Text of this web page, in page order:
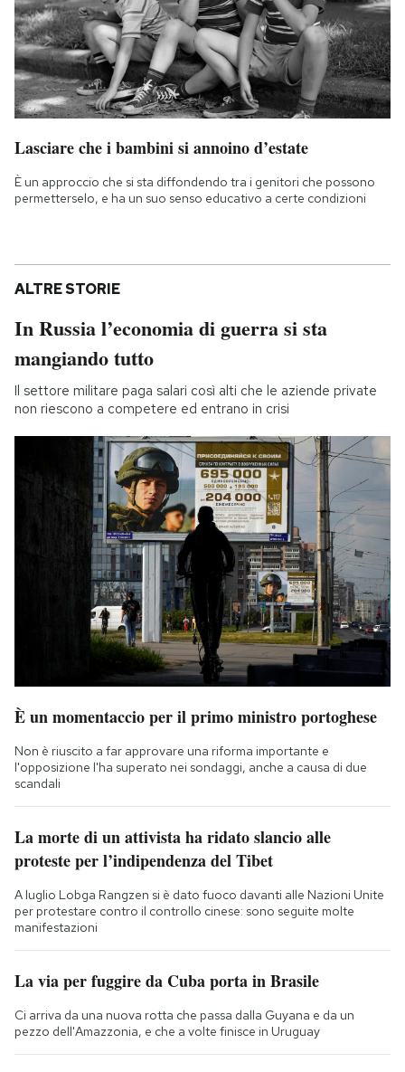
Lasciare che i bambini si annoino d’estate
È un approccio che si sta diffondendo tra i genitori che possono
permetterselo, e ha un suo senso educativo a certe condizioni
ALTRE STORIE
In Russia l’economia di guerra si sta
mangiando tutto
Il settore militare paga salari così alti che le aziende private
non riescono a competere ed entrano in crisi
È un momentaccio per il primo ministro portoghese
Non è riuscito a far approvare una riforma importante e
l'opposizione l'ha superato nei sondaggi, anche a causa di due
scandali
La morte di un attivista ha ridato slancio alle
proteste per l’indipendenza del Tibet
A luglio Lobga Rangzen si è dato fuoco davanti alle Nazioni Unite
per protestare contro il controllo cinese: sono seguite molte
manifestazioni
La via per fuggire da Cuba porta in Brasile
Ci arriva da una nuova rotta che passa dalla Guyana e da un
pezzo dell'Amazzonia, e che a volte finisce in Uruguay